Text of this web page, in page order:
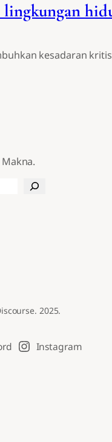
kesadaran
2025.
Instagram